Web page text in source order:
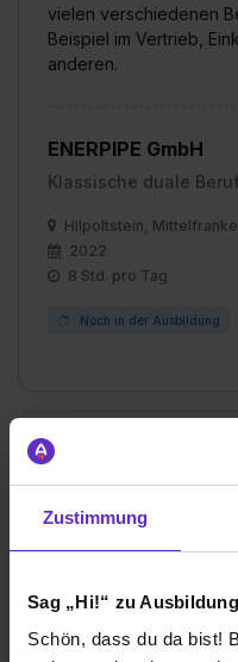
Zustimmung
Sag „Hi!“ zu
Schön, dass du da bist!
vielen verschiedenen
Beispiel im Vertrieb,
anderen.
ENERPIPE GmbH
Klassische duale
Hilpoltstein,
2022
8 Std. pro Tag
Noch in der Ausbildung
Wie gefällt dir die
Firma?